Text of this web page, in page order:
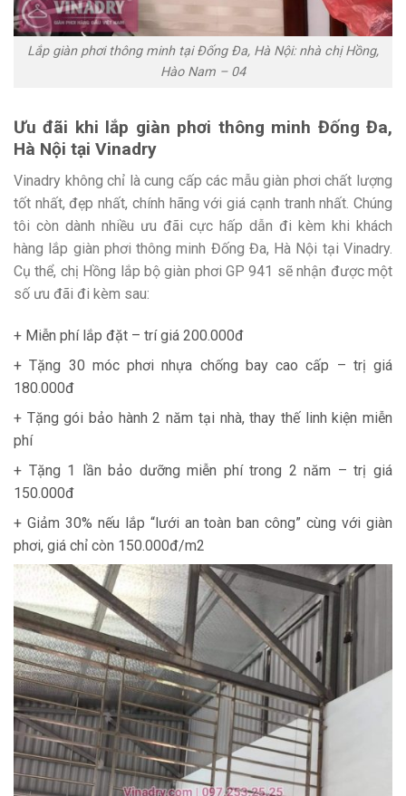
Lắp giàn phơi thông minh tại Đống Đa, Hà Nội: nhà chị Hồng,
Hào Nam – 04
Ưu đãi khi lắp giàn phơi thông minh Đống Đa,
Hà Nội tại Vinadry
Vinadry không chỉ là cung cấp các mẫu giàn phơi chất lượng
tốt nhất, đẹp nhất, chính hãng với giá cạnh tranh nhất. Chúng
tôi còn dành nhiều ưu đãi cực hấp dẫn đi kèm khi khách
hàng lắp giàn phơi thông minh Đống Đa, Hà Nội tại Vinadry.
Cụ thể, chị Hồng lắp bộ giàn phơi GP 941 sẽ nhận được một
số ưu đãi đi kèm sau:
+ Miễn phí lắp đặt – trí giá 200.000đ
+ Tặng 30 móc phơi nhựa chống bay cao cấp – trị giá
180.000đ
+ Tặng gói bảo hành 2 năm tại nhà, thay thế linh kiện miễn
phí
+ Tặng 1 lần bảo dưỡng miễn phí trong 2 năm – trị giá
150.000đ
+ Giảm 30% nếu lắp “lưới an toàn ban công” cùng với giàn
phơi, giá chỉ còn 150.000đ/m2